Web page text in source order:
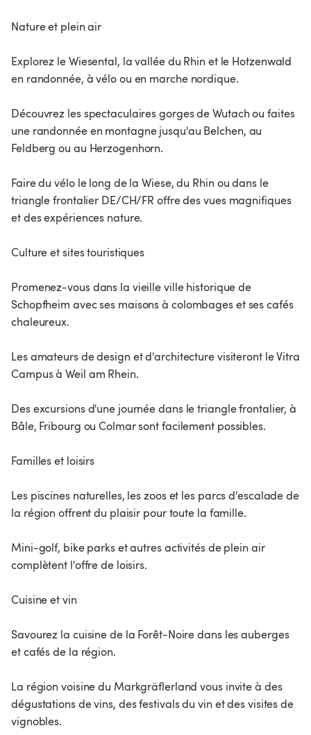
Nature et plein air
Explorez le Wiesental, la vallée du Rhin et le Hotzenwald
en randonnée, à vélo ou en marche nordique.
Découvrez les spectaculaires gorges de Wutach ou faites
une randonnée en montagne jusqu'au Belchen, au
Feldberg ou au Herzogenhorn.
Faire du vélo le long de la Wiese, du Rhin ou dans le
triangle frontalier DE/CH/FR offre des vues magnifiques
et des expériences nature.
Culture et sites touristiques
Promenez-vous dans la vieille ville historique de
Schopfheim avec ses maisons à colombages et ses cafés
chaleureux.
Les amateurs de design et d'architecture visiteront le Vitra
Campus à Weil am Rhein.
Des excursions d'une journée dans le triangle frontalier, à
Bâle, Fribourg ou Colmar sont facilement possibles.
Familles et loisirs
Les piscines naturelles, les zoos et les parcs d'escalade de
la région offrent du plaisir pour toute la famille.
Mini-golf, bike parks et autres activités de plein air
complètent l'offre de loisirs.
Cuisine et vin
Savourez la cuisine de la Forêt-Noire dans les auberges
et cafés de la région.
La région voisine du Markgräflerland vous invite à des
dégustations de vins, des festivals du vin et des visites de
vignobles.